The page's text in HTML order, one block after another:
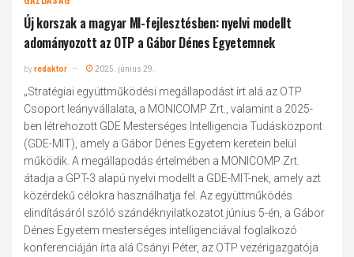
Új korszak a magyar MI-fejlesztésben: nyelvi modellt
adományozott az OTP a Gábor Dénes Egyetemnek
byredaktor 2025. június 29.
„Stratégiai együttműködési megállapodást írt alá az OTP
Csoport leányvállalata, a MONICOMP Zrt., valamint a 2025-
ben létrehozott GDE Mesterséges Intelligencia Tudásközpont
(GDE-MIT), amely a Gábor Dénes Egyetem keretein belül
működik. A megállapodás értelmében a MONICOMP Zrt.
átadja a GPT-3 alapú nyelvi modellt a GDE-MIT-nek, amely azt
közérdekű célokra használhatja fel. Az együttműködés
elindításáról szóló szándéknyilatkozatot június 5-én, a Gábor
Dénes Egyetem mesterséges intelligenciával foglalkozó
konferenciáján írta alá Csányi Péter, az OTP vezérigazgatója